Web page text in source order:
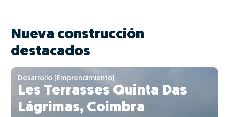
Nueva construcción
destacados
Desarrollo (Emprendimiento)
Les Terrasses Quinta Das
Lágrimas, Coimbra